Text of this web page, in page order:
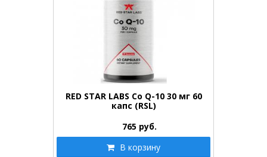
RED STAR LABS Co Q-10 30 мг 60
капс (RSL)
765 руб.
В корзину